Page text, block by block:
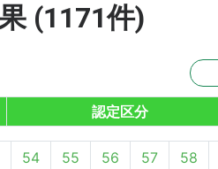
(1171件)
認定区分
54 55 56 57 58